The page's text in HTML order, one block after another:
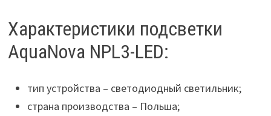
Характеристики подсветки
AquaNova NPL3-LED:
тип устройства – светодиодный светильник;
страна производства – Польша;